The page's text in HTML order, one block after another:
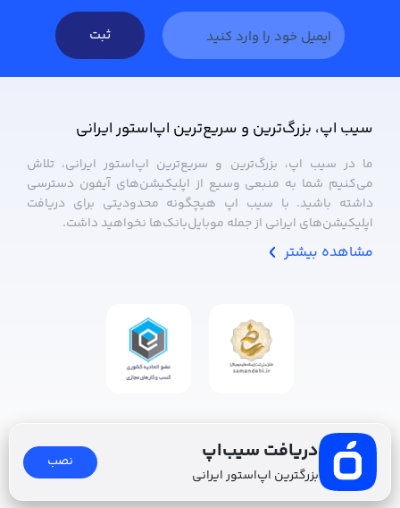
ثبت
سیب ‌اپ، بزرگ‌ترین و سریع‌ترین اپ‌استور ایرانی
ما در سیب ‌اپ، بزرگ‌ترین و سریع‌ترین اپ‌استور ایرانی، تلاش
می‌کنیم شما به منبعی وسیع از اپلیکیشن‌های آیفون دسترسی
داشته باشید. با سیب ‌اپ هیچگونه محدودیتی برای دریافت
اپلیکیشن‌های ایرانی از جمله موبایل‌بانک‌ها نخواهید داشت.
مشاهده بیشتر
دریافت سیب‌اپ
بزرگترین اپ‌استور ایرانی
نصب